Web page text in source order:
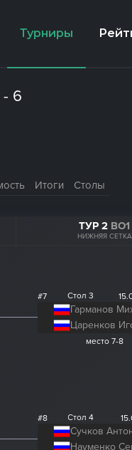
Турниры
- 6
Итоги Столы
ТУР 2 BO1
НИЖНЯЯ СЕТКА
#7 Стол 3
Гарманов
Царенков
место 7-8
#8 Стол 4
Сучков
Науменко